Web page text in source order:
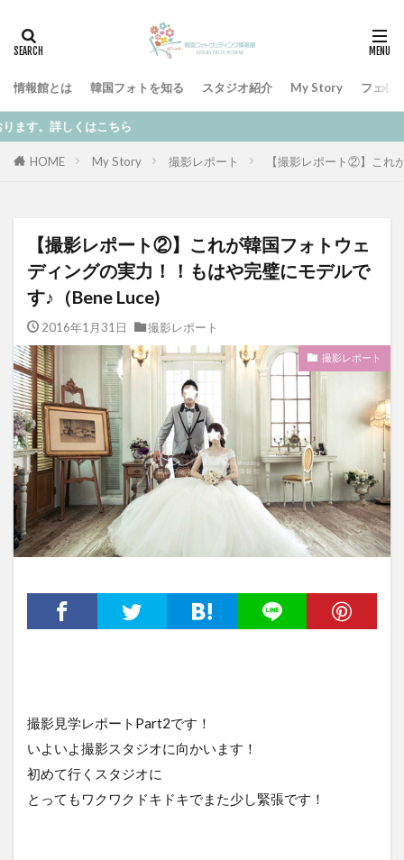
情報館とは 韓国フォトを知る スタジオ紹介 My Story フェア
ちら
HOME My Story 撮影レポート 【撮影レポート②】これ
【撮影レポート②】これが韓国フォトウェ
ディングの実力！！もはや完璧にモデルで
す♪（Bene Luce)
2016年1月31日 撮影レポート
撮影レポート
撮影見学レポートPart2です！
いよいよ撮影スタジオに向かいます！
初めて行くスタジオに
とってもワクワクドキドキでまた少し緊張です！